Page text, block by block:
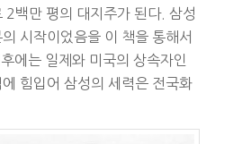
2백만 평의 대지주가 된다. 삼성
시작이었음을 이 책을 통해서
에는 일제와 미국의 상속자인
힘입어 삼성의 세력은 전국화